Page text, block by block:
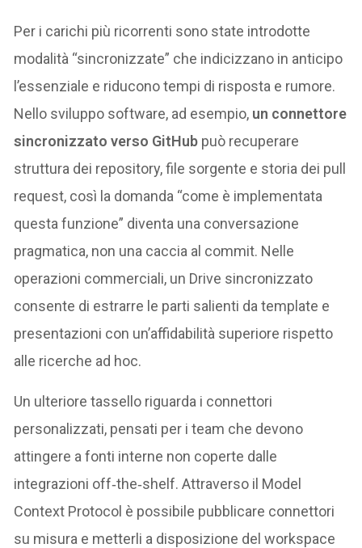
Per i carichi più ricorrenti sono state introdotte
modalità “sincronizzate” che indicizzano in anticipo
l’essenziale e riducono tempi di risposta e rumore.
Nello sviluppo software, ad esempio, un connettore
sincronizzato verso GitHub può recuperare
struttura dei repository, file sorgente e storia dei pull
request, così la domanda “come è implementata
questa funzione” diventa una conversazione
pragmatica, non una caccia al commit. Nelle
operazioni commerciali, un Drive sincronizzato
consente di estrarre le parti salienti da template e
presentazioni con un’affidabilità superiore rispetto
alle ricerche ad hoc.
Un ulteriore tassello riguarda i connettori
personalizzati, pensati per i team che devono
attingere a fonti interne non coperte dalle
integrazioni off‑the‑shelf. Attraverso il Model
Context Protocol è possibile pubblicare connettori
su misura e metterli a disposizione del workspace